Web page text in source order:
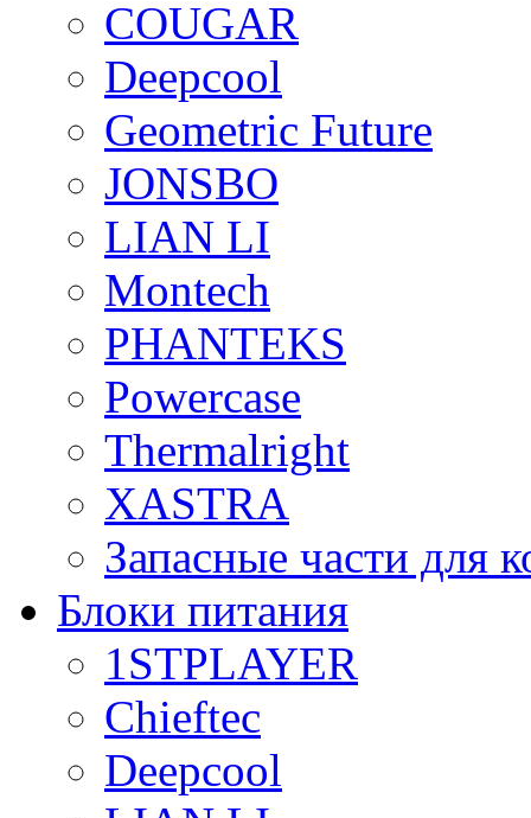
COUGAR
Deepcool
Geometric Future
JONSBO
LIAN LI
Montech
PHANTEKS
Powercase
Thermalright
XASTRA
Запасные части для
Блоки питания
1STPLAYER
Chieftec
Deepcool